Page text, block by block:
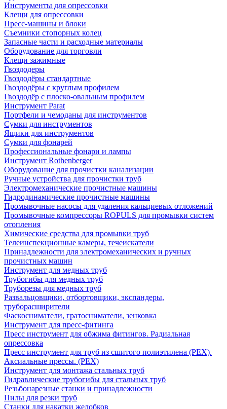
Инструменты для опрессовки
Клещи для опрессовки
Пресс-машины и блоки
Съемники стопорных колец
Запасные части и расходные материалы
Оборудование для торговли
Клещи зажимные
Гвоздодеры
Гвоздодёры стандартные
Гвоздодёры с круглым профилем
Гвоздодёр с плоско-овальным профилем
Инструмент Parat
Портфели и чемоданы для инструментов
Сумки для инструментов
Ящики для инструментов
Сумки для фонарей
Профессиональные фонари и лампы
Инструмент Rothenberger
Оборудование для прочистки канализации
Ручные устройства для прочистки труб
Электромеханические прочистные машины
Гидродинамические прочистные машины
Промывочные насосы для удаления кальциевых отложений
Промывочные компрессоры ROPULS для промывки систем
отопления
Химические средства для промывки труб
Телеинспекционные камеры, течеискатели
Принадлежности для электромеханических и ручных
прочистных машин
Инструмент для медных труб
Трубогибы для медных труб
Труборезы для медных труб
Развальцовщики, отбортовщики, экспандеры,
труборасширители
Фаскосниматели, гратосниматели, зенковка
Инструмент для пресс-фитинга
Пресс инструмент для обжима фитингов. Радиальная
опрессовка
Пресс инструмент для труб из сшитого полиэтилена (PEX).
Аксиальные прессы. (PEX)
Инструмент для монтажа стальных труб
Гидравлические трубогибы для стальных труб
Резьбонарезные станки и принадлежности
Пилы для резки труб
Станки для накатки желобков